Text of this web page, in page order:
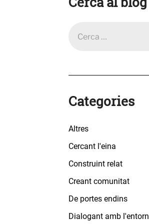
Categories
Altres
Cercant l'eina
Construint relat
Creant comunitat
De portes endins
Dialogant amb l'entorn